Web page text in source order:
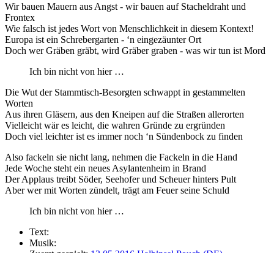
Wir bauen Mauern aus Angst - wir bauen auf Stacheldraht und
Frontex
Wie falsch ist jedes Wort von Menschlichkeit in diesem Kontext!
Europa ist ein Schrebergarten - ‘n eingezäunter Ort
Doch wer Gräben gräbt, wird Gräber graben - was wir tun ist Mord
Ich bin nicht von hier …
Die Wut der Stammtisch-Besorgten schwappt in gestammelten
Worten
Aus ihren Gläsern, aus den Kneipen auf die Straßen allerorten
Vielleicht wär es leicht, die wahren Gründe zu ergründen
Doch viel leichter ist es immer noch ‘n Sündenbock zu finden
Also fackeln sie nicht lang, nehmen die Fackeln in die Hand
Jede Woche steht ein neues Asylantenheim in Brand
Der Applaus treibt Söder, Seehofer und Scheuer hinters Pult
Aber wer mit Worten zündelt, trägt am Feuer seine Schuld
Ich bin nicht von hier …
Text:
Musik: